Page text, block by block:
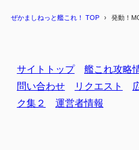
ぜかましねっと艦これ！ TOP 発動！
サイトトップ 艦これ攻略
問い合わせ
リクエスト
ク集２
運営者情報